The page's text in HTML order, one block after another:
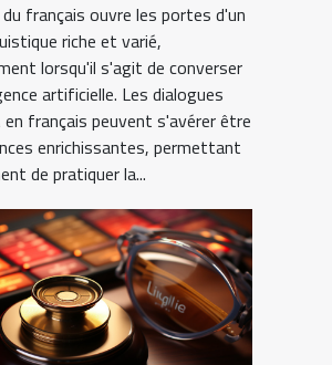
français ouvre les portes d'un
riche et varié,
lorsqu'il s'agit de converser
artificielle. Les dialogues
en français peuvent s'avérer être
enrichissantes, permettant
de pratiquer la...